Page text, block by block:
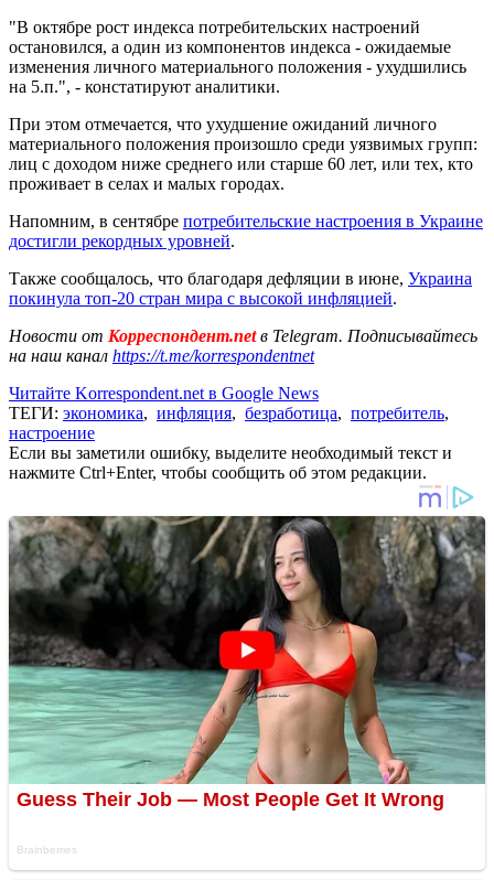
"В октябре рост индекса потребительских настроений
остановился, а один из компонентов индекса - ожидаемые
изменения личного материального положения - ухудшились
на 5.п.", - констатируют аналитики.
При этом отмечается, что ухудшение ожиданий личного
материального положения произошло среди уязвимых групп:
лиц с доходом ниже среднего или старше 60 лет, или тех, кто
проживает в селах и малых городах.
Напомним, в сентябре потребительские настроения в Украине
достигли рекордных уровней.
Также сообщалось, что благодаря дефляции в июне, Украина
покинула топ-20 стран мира с высокой инфляцией.
Новости от Корреспондент.netв Telegram. Подписывайтесь
на наш канал https://t.me/korrespondentnet
Читайте Korrespondent.net в Google News
ТЕГИ: экономика, инфляция, безработица, потребитель,
настроение
Если вы заметили ошибку, выделите необходимый текст и
нажмите Ctrl+Enter, чтобы сообщить об этом редакции.